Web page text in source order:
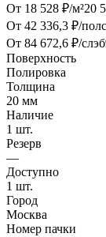
От 18 528 ₽/м²20
От 42 336,3 ₽/
От 84 672,6 ₽/слэб
Поверхность
Полировка
Толщина
20 мм
Наличие
1 шт.
Резерв
—
Доступно
1 шт.
Город
Москва
Номер пачки